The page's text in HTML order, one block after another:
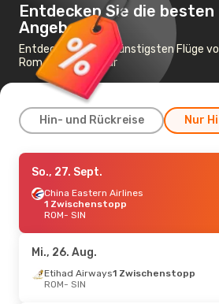
Entdecken Sie die besten
Angebote
Entdecken Sie die günstigsten Flüge
Rom nach Singapur
Hin- und Rückreise Nur
Do., 10. Sept.
Finnair1 Zwischenstopp
ROM- SIN
Finnair1 Zwischenstopp
Sa., 22. Aug.
Aegean Airlines
So., 27. Sept.
China Eastern Airlines
1 Zwischenstopp
ROM- SIN
Mi., 26. Aug.
Etihad Airways1 Zwischenstopp
ROM- SIN